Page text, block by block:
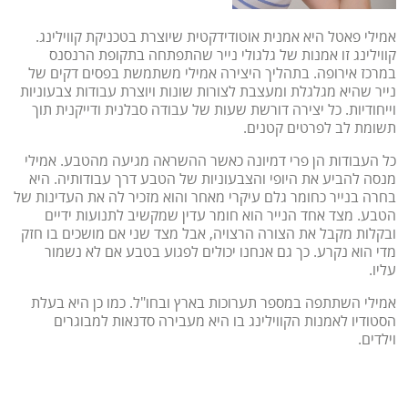
אמילי פאטל היא אמנית אוטודידקטית שיוצרת בטכניקת קווילינג.
קווילינג זו אמנות של גלגולי נייר שהתפתחה בתקופת הרנסנס
במרכז אירופה. בתהליך היצירה אמילי משתמשת בפסים דקים של
נייר שהיא מגלגלת ומעצבת לצורות שונות ויוצרת עבודות צבעוניות
וייחודיות. כל יצירה דורשת שעות של עבודה סבלנית ודייקנית תוך
תשומת לב לפרטים קטנים.
כל העבודות הן פרי דמיונה כאשר ההשראה מגיעה מהטבע. אמילי
מנסה להביע את היופי והצבעוניות של הטבע דרך עבודותיה. היא
בחרה בנייר כחומר גלם עיקרי מאחר והוא מזכיר לה את העדינות של
הטבע. מצד אחד הנייר הוא חומר עדין שמקשיב לתנועות ידיים
ובקלות מקבל את הצורה הרצויה, אבל מצד שני אם מושכים בו חזק
מדי הוא נקרע. כך גם אנחנו יכולים לפגוע בטבע אם לא נשמור
עליו.
אמילי השתתפה במספר תערוכות בארץ ובחו"ל. כמו כן היא בעלת
הסטודיו לאמנות הקווילינג בו היא מעבירה סדנאות למבוגרים
וילדים.